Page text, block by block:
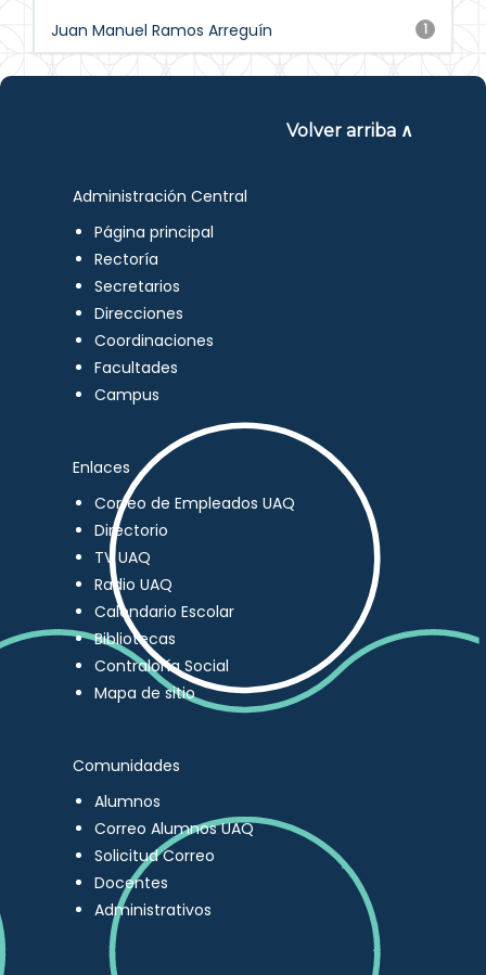
1
Juan Manuel Ramos Arreguín
Volver arriba ∧
Administración Central
Página principal
Rectoría
Secretarios
Direcciones
Coordinaciones
Facultades
Campus
Enlaces
Correo de Empleados UAQ
Directorio
TV UAQ
Radio UAQ
Calendario Escolar
Bibliotecas
Contraloría Social
Mapa de sitio
Comunidades
Alumnos
Correo Alumnos UAQ
Solicitud Correo
Docentes
Administrativos